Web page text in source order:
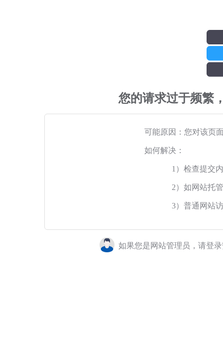
您的请求过于频繁
可能原因：您对该页
如何解决：
1）检查提交
2）如网站托
3）普通网站
如果您是网站管理员，请登